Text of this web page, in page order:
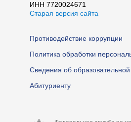
ИНН 7720024671
Старая версия сайта
Противодействие коррупции
Политика обработки
Сведения об образовательной
Абитуриенту